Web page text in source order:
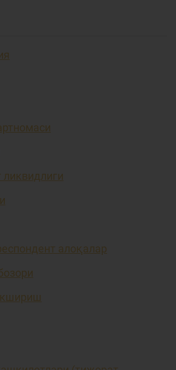
ликвидлиги
алоқалар